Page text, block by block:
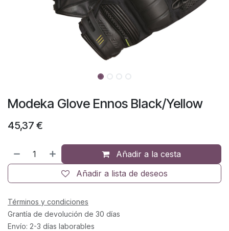
Modeka Glove Ennos Black/Yellow
45,37 €
Añadir a la cesta
Añadir a lista de deseos
Términos y condiciones
Grantía de devolución de 30 días
Envío: 2-3 días laborables